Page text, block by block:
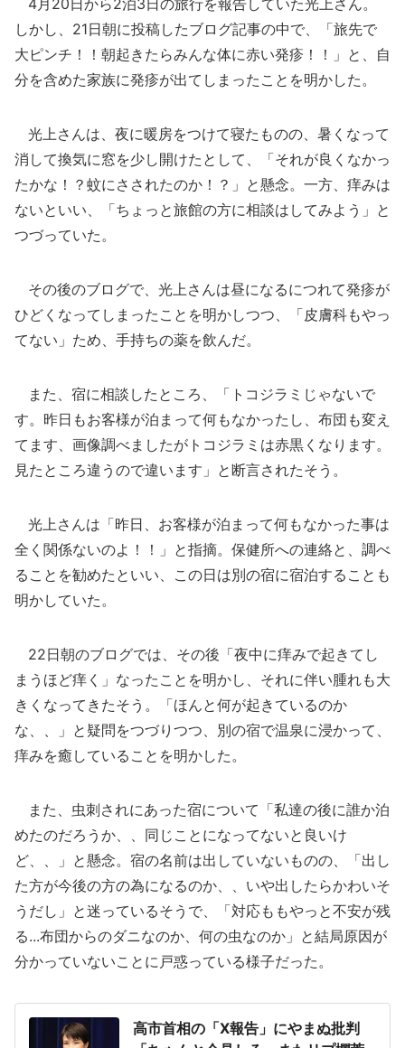
4月20日から2泊3日の旅行を報告していた光上さん。
しかし、21日朝に投稿したブログ記事の中で、「旅先で
大ピンチ！！朝起きたらみんな体に赤い発疹！！」と、自
分を含めた家族に発疹が出てしまったことを明かした。
光上さんは、夜に暖房をつけて寝たものの、暑くなって
消して換気に窓を少し開けたとして、「それが良くなかっ
たかな！？蚊にさされたのか！？」と懸念。一方、痒みは
ないといい、「ちょっと旅館の方に相談はしてみよう」と
つづっていた。
その後のブログで、光上さんは昼になるにつれて発疹が
ひどくなってしまったことを明かしつつ、「皮膚科もやっ
てない」ため、手持ちの薬を飲んだ。
また、宿に相談したところ、「トコジラミじゃないで
す。昨日もお客様が泊まって何もなかったし、布団も変え
てます、画像調べましたがトコジラミは赤黒くなります。
見たところ違うので違います」と断言されたそう。
光上さんは「昨日、お客様が泊まって何もなかった事は
全く関係ないのよ！！」と指摘。保健所への連絡と、調べ
ることを勧めたといい、この日は別の宿に宿泊することも
明かしていた。
22日朝のブログでは、その後「夜中に痒みで起きてし
まうほど痒く」なったことを明かし、それに伴い腫れも大
きくなってきたそう。「ほんと何が起きているのか
な、、」と疑問をつづりつつ、別の宿で温泉に浸かって、
痒みを癒していることを明かした。
また、虫刺されにあった宿について「私達の後に誰か泊
めたのだろうか、、同じことになってないと良いけ
ど、、」と懸念。宿の名前は出していないものの、「出し
た方が今後の方の為になるのか、、いや出したらかわいそ
うだし」と迷っているそうで、「対応ももやっと不安が残
る...布団からのダニなのか、何の虫なのか」と結局原因が
分かっていないことに戸惑っている様子だった。
高市首相の「X報告」にやまぬ批判